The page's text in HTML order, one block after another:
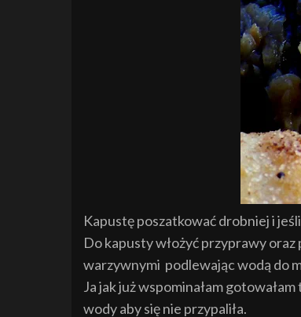
Kapustę poszatkowaćdrobniej i
Do kapusty włożyć przyprawy oraz
warzywnymi podlewając wodą do
Ja jak jużwspominałam gotowałam
wody aby sięnie przypaliła.